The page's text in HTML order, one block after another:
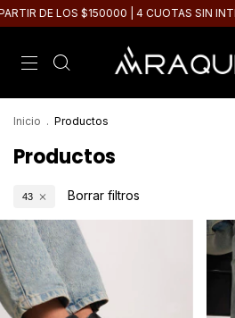
LOS $150000 | 4 CUOTAS SIN INTERÉS
Inicio . Productos
Productos
43 Borrar filtros